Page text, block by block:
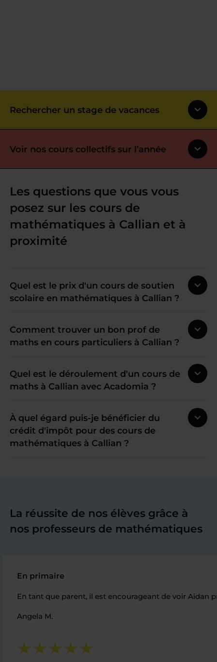
Rechercher un stage de vacances
Voir nos cours collectifs sur l’année
Les questions que vous vous
posez sur les cours de
mathématiques à Callian et à
proximité
Quel est le prix d'un cours de soutien
scolaire en mathématiques à Callian ?
Comment trouver un bon prof de
maths en cours particuliers à Callian ?
Quel est le déroulement d'un cours de
maths à Callian avec Acadomia ?
À quel égard puis-je bénéficier du
crédit d'impôt pour des cours de
mathématiques à Callian ?
La réussite de nos élèves grâce à
nos professeurs de mathématiques
En primaire
En tant que parent, il est encourageant de voir Aidan
Angela M.